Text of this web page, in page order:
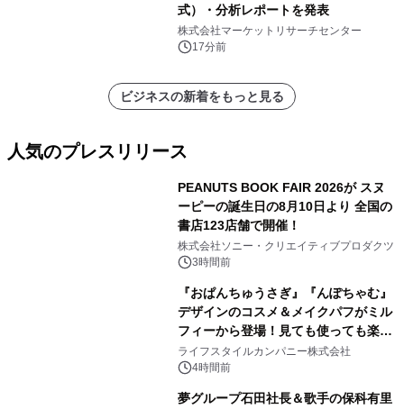
式）・分析レポートを発表
株式会社マーケットリサーチセンター
17分前
ビジネスの新着をもっと見る
人気のプレスリリース
PEANUTS BOOK FAIR 2026が スヌ
ーピーの誕生日の8月10日より 全国の
書店123店舗で開催！
株式会社ソニー・クリエイティブプロダクツ
3時間前
『おぱんちゅうさぎ』『んぽちゃむ』
デザインのコスメ＆メイクパフがミル
フィーから登場！見ても使っても楽し
い、ポップでキュートなコレクショ
ン。
ライフスタイルカンパニー株式会社
4時間前
夢グループ石田社長＆歌手の保科有里